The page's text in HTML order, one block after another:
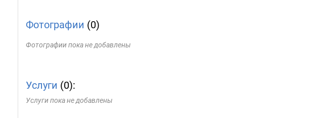
Фотографии (0)
Фотографии пока не добавлены
Услуги (0):
Услуги пока не добавлены